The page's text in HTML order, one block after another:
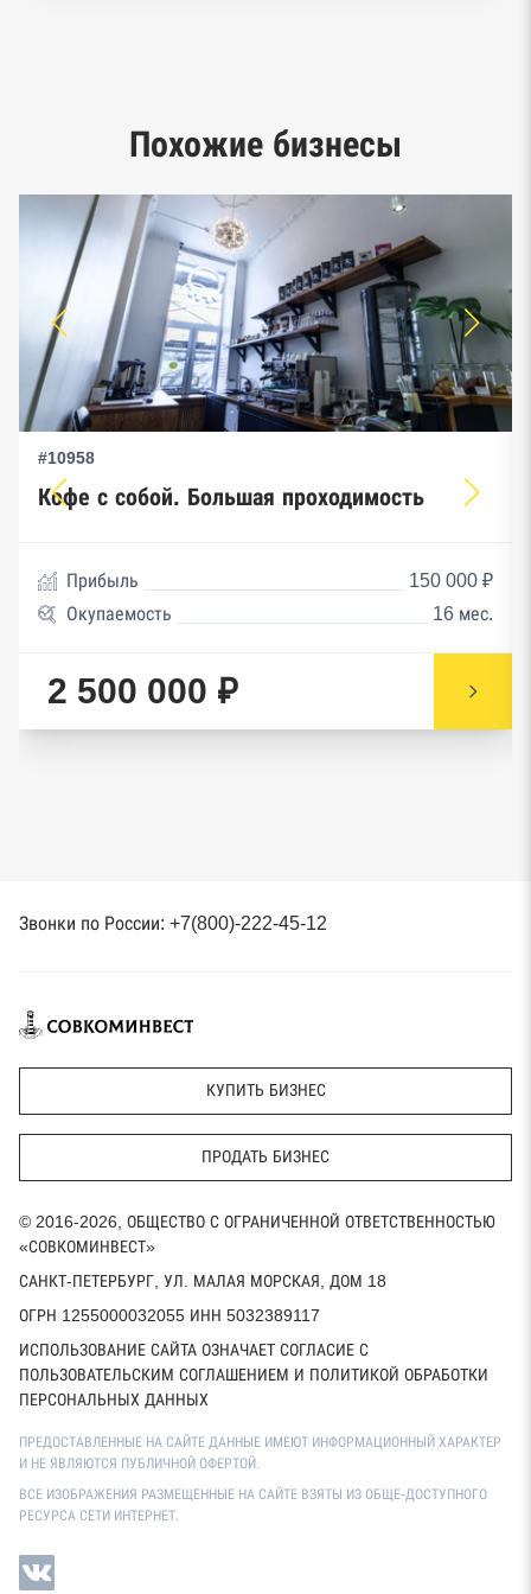
предпринимательства ФНС
Похожие бизнесы
#10958
Кофе с собой. Большая проходимость
Прибыль
150 000 ₽
Окупаемость
16 мес.
2 500 000 ₽
Звонки по России: +7(800)-222-45-12
КУПИТЬ БИЗНЕС
ПРОДАТЬ БИЗНЕС
© 2016-2026, ОБЩЕСТВО С ОГРАНИЧЕННОЙ ОТВЕТСТВЕННОСТЬЮ
«СОВКОМИНВЕСТ»
САНКТ-ПЕТЕРБУРГ, УЛ. МАЛАЯ МОРСКАЯ, ДОМ 18
ОГРН 1255000032055 ИНН 5032389117
ИСПОЛЬЗОВАНИЕ САЙТА ОЗНАЧАЕТ СОГЛАСИЕ С
ПОЛЬЗОВАТЕЛЬСКИМ СОГЛАШЕНИЕМ И ПОЛИТИКОЙ ОБРАБОТКИ
ПЕРСОНАЛЬНЫХ ДАННЫХ
ПРЕДОСТАВЛЕННЫЕ НА САЙТЕ ДАННЫЕ ИМЕЮТ ИНФОРМАЦИОННЫЙ ХАРАКТЕР
И НЕ ЯВЛЯЮТСЯ ПУБЛИЧНОЙ ОФЕРТОЙ.
ВСЕ ИЗОБРАЖЕНИЯ РАЗМЕЩЕННЫЕ НА САЙТЕ ВЗЯТЫ ИЗ ОБЩЕ-ДОСТУПНОГО
РЕСУРСА СЕТИ ИНТЕРНЕТ.